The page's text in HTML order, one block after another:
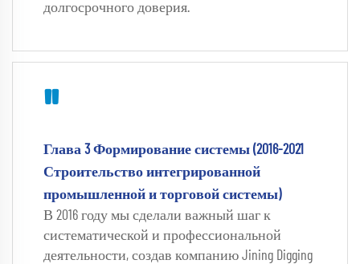
долгосрочного доверия.
"
Глава 3 Формирование системы (2016-2021
Строительство интегрированной
промышленной и торговой системы)
В 2016 году мы сделали важный шаг к
систематической и профессиональной
деятельности, создав компанию Jining Digging